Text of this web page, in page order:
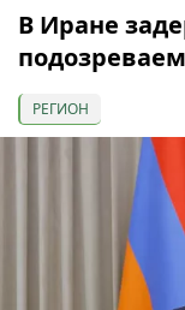
В Иране
РЕГИОН